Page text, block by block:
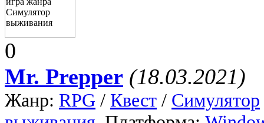
0
Mr. Prepper (18.03.2021)
Жанр: RPG / Квест / Симулятор